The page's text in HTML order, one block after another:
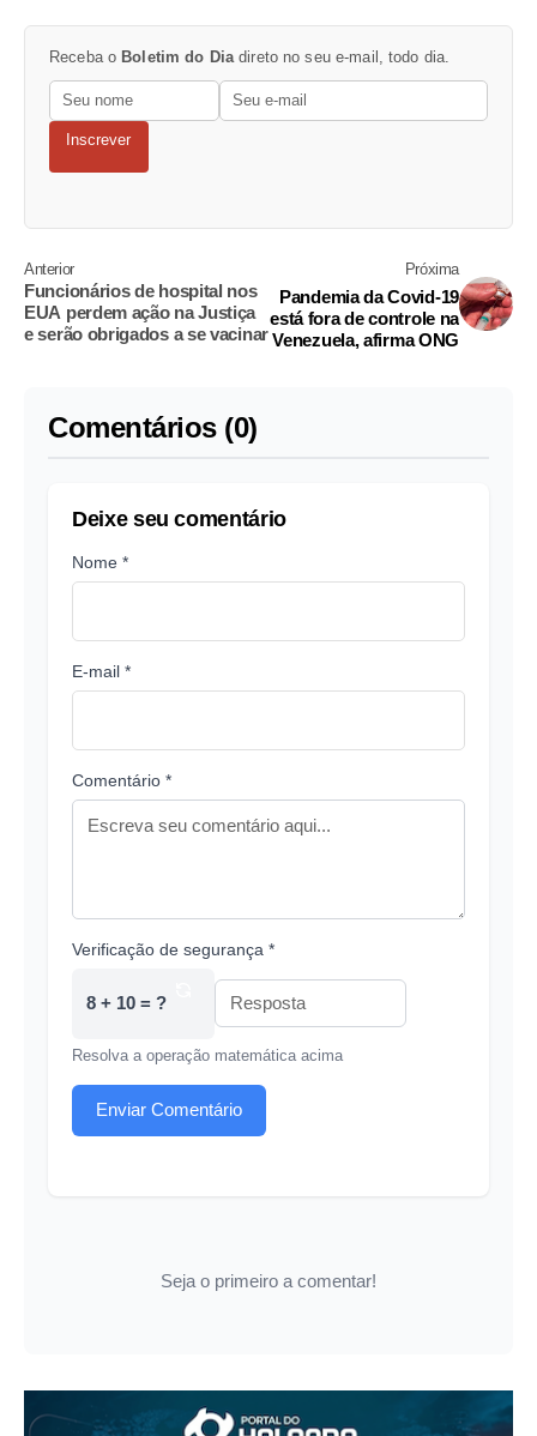
Receba o Boletim do Diadireto no seu e-mail, todo dia.
Inscrever
Anterior
Funcionários de hospital nos
EUA perdem ação na Justiça
e serão obrigados a se vacinar
Próxima
Pandemia da Covid-19
está fora de controle na
Venezuela, afirma ONG
Comentários (0)
Deixe seu comentário
Nome *
E-mail *
Comentário *
Verificação de segurança *
8 + 10 = ?
Resolva a operação matemática acima
Enviar Comentário
Seja o primeiro a comentar!